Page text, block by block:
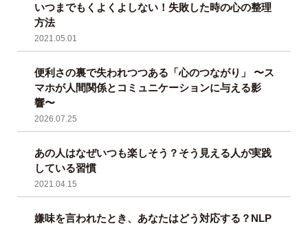
いつまでもくよくよしない！失敗した時の心の整理
方法
2021.05.01
便利さの裏で失われつつある「心のつながり」 〜ス
マホが人間関係とコミュニケーションに与える影
響〜
2026.07.25
あの人はなぜいつも楽しそう？そう見える人が実践
している習慣
2021.04.15
嫌味を言われたとき、あなたはどう対応する？NLP